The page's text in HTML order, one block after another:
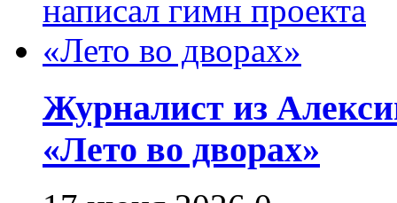
Журналист из
«Лето во дворах»